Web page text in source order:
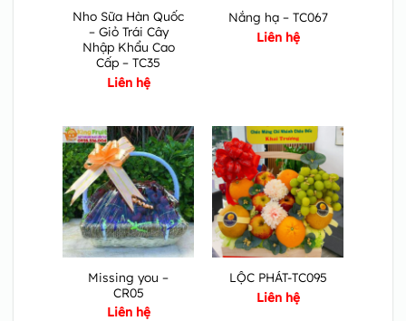
Nho Sữa Hàn Quốc
– Giỏ Trái Cây
Nhập Khẩu Cao
Cấp – TC35
Liên hệ
Nắng hạ – TC067
Liên hệ
Missing you –
CR05
Liên hệ
LỘC PHÁT-TC095
Liên hệ